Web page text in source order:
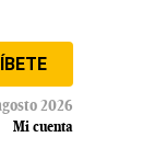
2026
Mi cuenta